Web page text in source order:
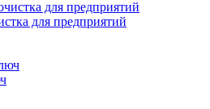
для предприятий